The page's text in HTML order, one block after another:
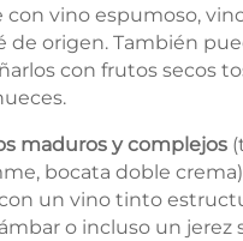
con vino espumoso,
de origen. También
con frutos secos
maduros y complejos
bocata doble
un vino tinto
o incluso un jerez